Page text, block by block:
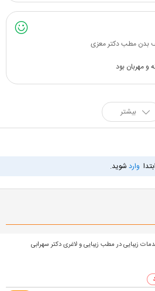
بدن مطب دکتر معزی
و مهربان بود
بیشتر
وارد شوید.
زیبایی در مطب زیبایی و لاغری دکتر سهرابی